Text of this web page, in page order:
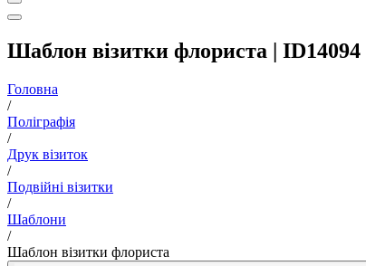
Шаблон візитки флориста | ID14094
Головна
/
Поліграфія
/
Друк візиток
/
Подвійні візитки
/
Шаблони
/
Шаблон візитки флориста